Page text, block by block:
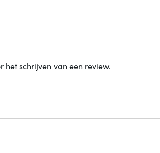
schrijven van een review.